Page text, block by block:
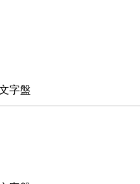
字盤